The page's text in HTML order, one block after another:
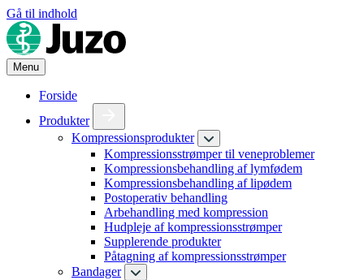
Gå til indhold
Menu
Forside
Produkter
Kompressionsprodukter
Kompressionsstrømper til veneproblemer
Kompressionsbehandling af lymfødem
Kompressionsbehandling af lipødem
Postoperativ behandling
Arbehandling med kompression
Hudpleje af kompressionsstrømper
Supplerende produkter
Påtagning af kompressionsstrømper
Bandager